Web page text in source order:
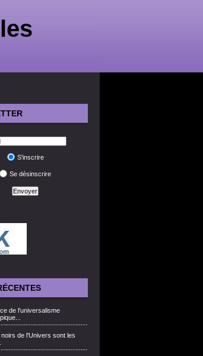
S'inscrire
Se désinscrire
de l'universalisme
de l'Univers sont les